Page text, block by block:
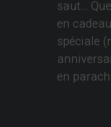
saut…
en
spéciale
en